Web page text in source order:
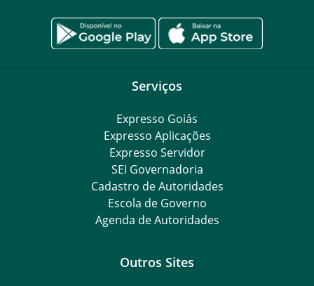
Serviços
Expresso Goiás
Expresso Aplicações
Expresso Servidor
SEI Governadoria
Cadastro de Autoridades
Escola de Governo
Agenda de Autoridades
Outros Sites